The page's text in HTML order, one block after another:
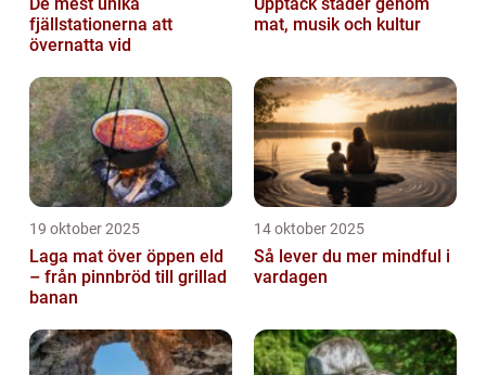
fjällstationerna att
övernatta vid
mat, musik och kultur
19 oktober 2025
Laga mat över öppen eld
– från pinnbröd till grillad
banan
14 oktober 2025
Så lever du mer mindful i
vardagen